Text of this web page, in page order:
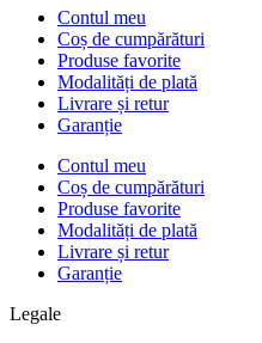
Contul meu
Coș de cumpărături
Produse favorite
Modalități de plată
Livrare și retur
Garanție
Contul meu
Coș de cumpărături
Produse favorite
Modalități de plată
Livrare și retur
Garanție
Legale